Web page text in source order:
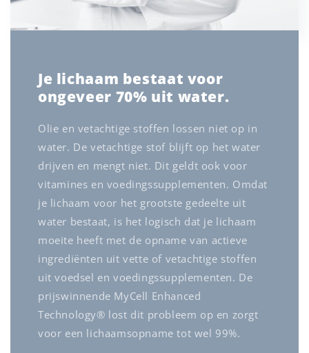
Je lichaam bestaat voor
ongeveer 70% uit water.
Olie en vetachtige stoffen lossen niet op in
water. De vetachtige stof blijft op het water
drijven en mengt niet. Dit geldt ook voor
vitamines en voedingssupplementen. Omdat
je lichaam voor het grootste gedeelte uit
water bestaat, is het logisch dat je lichaam
moeite heeft met de opname van actieve
ingrediënten uit vette of vetachtige stoffen
uit voedsel en voedingssupplementen. De
prijswinnende MyCell Enhanced
Technology® lost dit probleem op en zorgt
voor een lichaamsopname tot wel 99%.